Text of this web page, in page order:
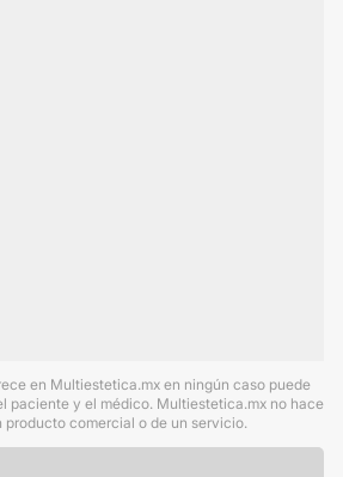
en Multiestetica.mx en ningún caso puede
paciente y el médico. Multiestetica.mx no hace
producto comercial o de un servicio.